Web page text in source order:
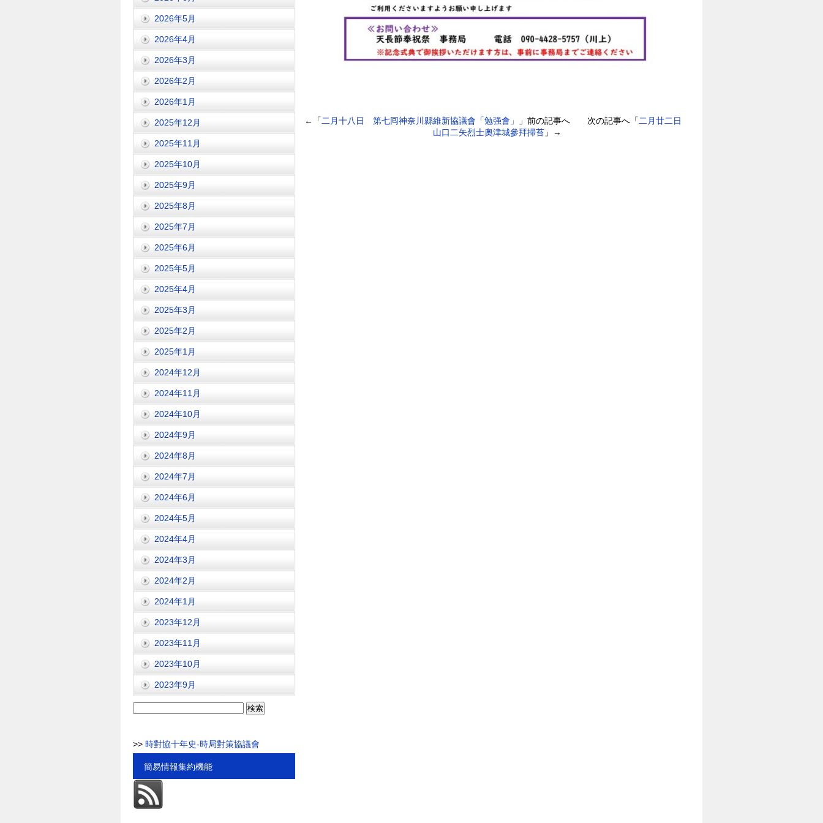
←「 二月十八日 第七囘神奈川縣維新協議會「勉强會」 」前の記事へ 次の記事へ「 二月廿二日
山口二矢烈士奧津城參拜掃苔 」→
2026年5月
2026年4月
2026年3月
2026年2月
2026年1月
2025年12月
2025年11月
2025年10月
2025年9月
2025年8月
2025年7月
2025年6月
2025年5月
2025年4月
2025年3月
2025年2月
2025年1月
2024年12月
2024年11月
2024年10月
2024年9月
2024年8月
2024年7月
2024年6月
2024年5月
2024年4月
2024年3月
2024年2月
2024年1月
2023年12月
2023年11月
2023年10月
2023年9月
>> 時對協十年史-時局對策協議會
簡易情報集約機能